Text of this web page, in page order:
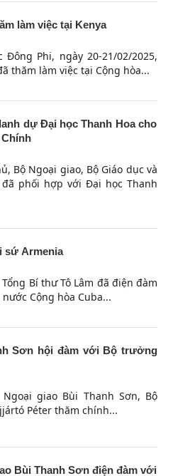
làm việc tại Kenya
Phi, ngày 20-21/02/2025,
thăm làm việc tại Cộng hòa...
dự Đại học Thanh Hoa cho
Bộ Ngoại giao, Bộ Giáo dục và
phối hợp với Đại học Thanh
sứ Armenia
Bí thư Tô Lâm đã điện đàm
Cộng hòa Cuba...
Sơn hội đàm với Bộ trưởng
giao Bùi Thanh Sơn, Bộ
Péter thăm chính...
Bùi Thanh Sơn điện đàm với